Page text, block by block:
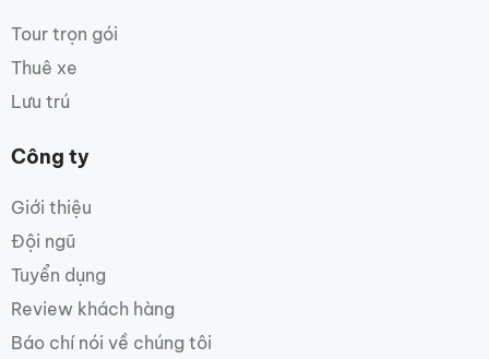
Tour trọn gói
Thuê xe
Lưu trú
Công ty
Giới thiệu
Đội ngũ
Tuyển dụng
Review khách hàng
Báo chí nói về chúng tôi